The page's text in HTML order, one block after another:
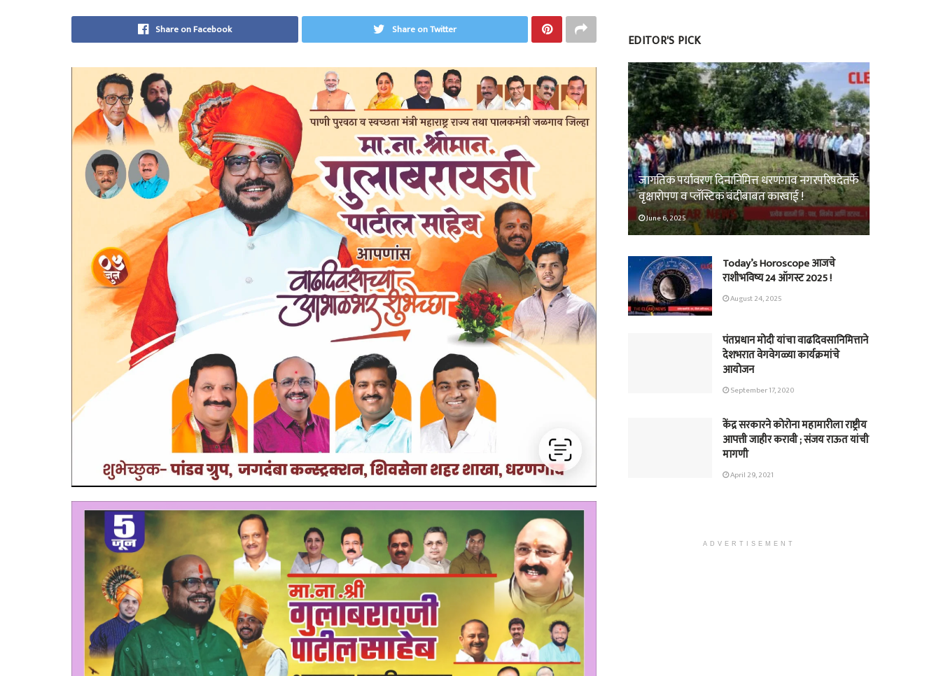
Share on Facebook Share on Twitter
EDITOR'S PICK
जागतिक पर्यावरण दिनानिमित्त धरणगाव नगरपरिषदेतर्फे
वृक्षारोपण व प्लॅस्टिक बंदीबाबत कारवाई !
June 6, 2025
Today’s Horoscope आजचे
राशीभविष्य 24 ऑगस्ट 2025 !
August 24, 2025
पंतप्रधान मोदी यांचा वाढदिवसानिमित्ताने
देशभरात वेगवेगळ्या कार्यक्रमांचे
आयोजन
September 17, 2020
केंद्र सरकारने कोरोना महामारीला राष्ट्रीय
आपत्ती जाहीर करावी ; संजय राऊत यांची
मागणी
April 29, 2021
ADVERTISEMENT